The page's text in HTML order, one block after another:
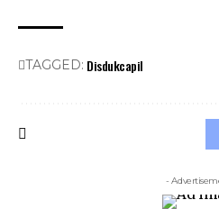
TAGGED: Disdukcapil
-